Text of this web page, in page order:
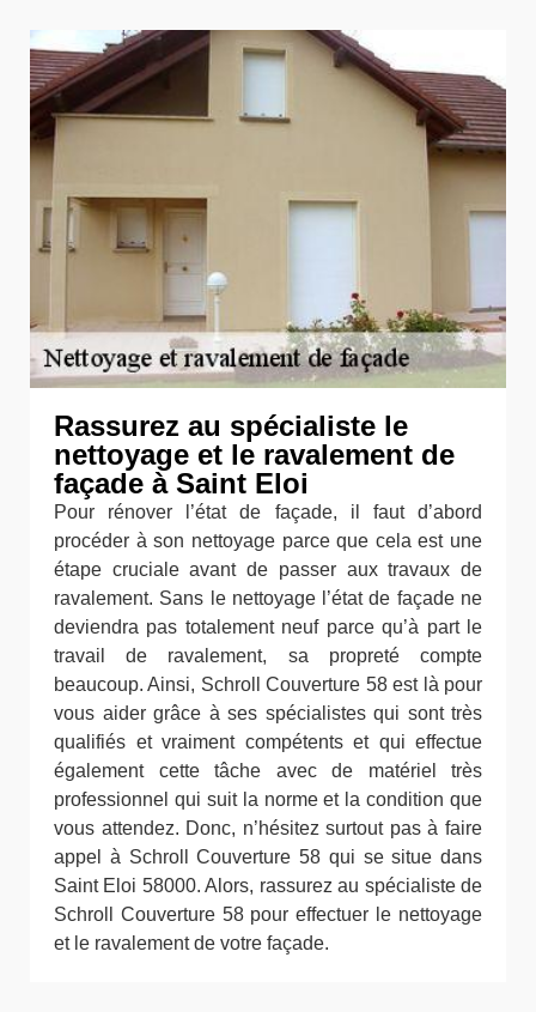
Rassurez au spécialiste le
nettoyage et le ravalement de
façade à Saint Eloi
Pour rénover l’état de façade, il faut d’abord
procéder à son nettoyage parce que cela est une
étape cruciale avant de passer aux travaux de
ravalement. Sans le nettoyage l’état de façade ne
deviendra pas totalement neuf parce qu’à part le
travail de ravalement, sa propreté compte
beaucoup. Ainsi, Schroll Couverture 58 est là pour
vous aider grâce à ses spécialistes qui sont très
qualifiés et vraiment compétents et qui effectue
également cette tâche avec de matériel très
professionnel qui suit la norme et la condition que
vous attendez. Donc, n’hésitez surtout pas à faire
appel à Schroll Couverture 58 qui se situe dans
Saint Eloi 58000. Alors, rassurez au spécialiste de
Schroll Couverture 58 pour effectuer le nettoyage
et le ravalement de votre façade.